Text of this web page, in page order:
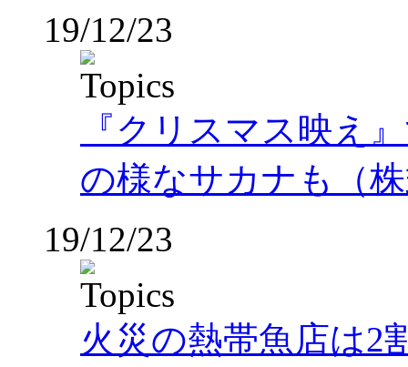
19/12/23
『クリスマス映え
の様なサカナも（
19/12/23
火災の熱帯魚店は2